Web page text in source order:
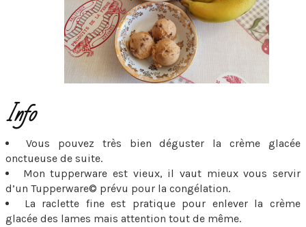
Info
Vous pouvez très bien déguster la crème glacée
onctueuse de suite.
Mon tupperware est vieux, il vaut mieux vous servir
d’un Tupperware© prévu pour la congélation.
La raclette fine est pratique pour enlever la crème
glacée des lames mais attention tout de même.